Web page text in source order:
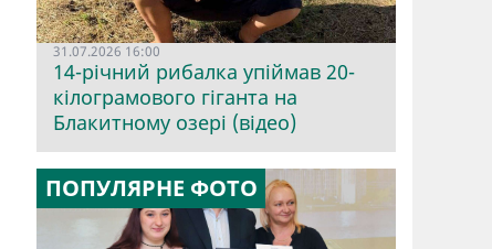
31.07.2026 16:00
14-річний рибалка упіймав 20-
кілограмового гіганта на
Блакитному озері (відео)
ПОПУЛЯРНЕ ФОТО